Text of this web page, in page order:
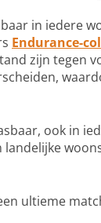
in iedere
Endurance-
zijn tegen
ook in
landelijke
ultieme